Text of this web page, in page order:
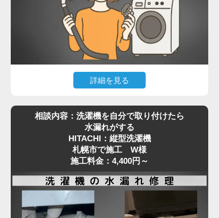
んでした。当店では、専用の工具で熟練のスタッフ
が慎重に本体を持ち上げ、水平を保ったまま嵩上げ
台を正しく設置。わずかな傾きでも動作や振動に影
響が出るため、細部まで調整しながら施工を進めま
施工後は洗濯機の下に空間ができたことで、今後の
配管清掃もスムーズに行える状態に。施工料金は
洗濯機取り付けにおける嵩上げ作業は、重量物の取
り扱いと設置バランスが重要。プロの手による確実
な設置をご希望の方は、ぜひ一度ご相談ください。
安全かつ丁寧に対応いたします。
詳細を見る
で、状態の良い中古の洗濯機を購入される方も増え
ていますが、**実際に設置しようとした際に「付属
品が合わない」といったトラブルも少なくありませ
ん。札幌市で施工をご依頼いただいたS様も、中古
で購入されたPanasonicの縦型洗濯機の取り付けに
お困りでした。
具体的には、給水ホースの形状がご自宅の水栓と合
わず、さらに排水ホースも短くて排水口まで届かな
相談内容：洗濯機を自分で取り付けたら
水漏れがする
HITACHI：縦型洗濯機
札幌市で施工 W様
施工料金：4,400円～